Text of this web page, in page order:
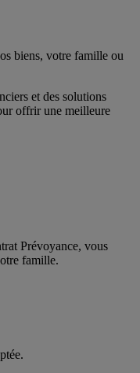
biens, votre famille ou
et des solutions
offrir une meilleure
Prévoyance, vous
famille.